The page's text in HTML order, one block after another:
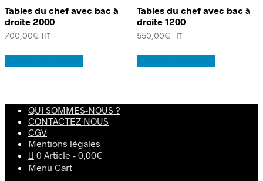
Tables du chef avec bac à
droite 2000
700,00€ HT
Tables du chef avec bac à
droite 1200
550,00€ HT
QUI SOMMES-NOUS ?
CONTACTEZ NOUS
CGV
Mentions légales
0 Article
0,00€
Menu Cart